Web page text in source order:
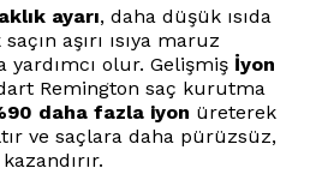
ayarı, daha düşük ısıda
aşırı ısıya maruz
yardımcı olur. Gelişmiş İyon
Remington saç kurutma
daha fazla iyon üreterek
ve saçlara daha pürüzsüz,